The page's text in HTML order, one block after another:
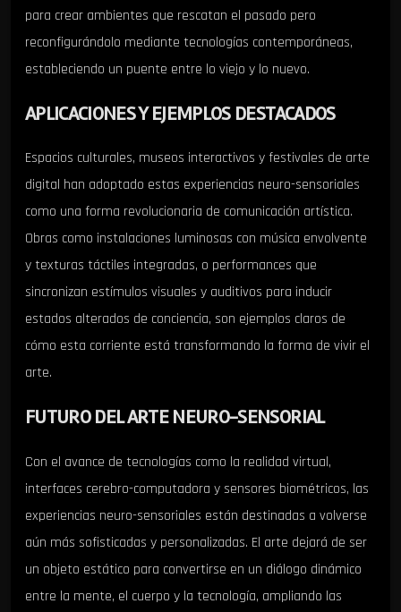
para crear ambientes que rescatan el pasado pero
reconfigurándolo mediante tecnologías contemporáneas,
estableciendo un puente entre lo viejo y lo nuevo.
APLICACIONES Y EJEMPLOS DESTACADOS
Espacios culturales, museos interactivos y festivales de arte
digital han adoptado estas experiencias neuro-sensoriales
como una forma revolucionaria de comunicación artística.
Obras como instalaciones luminosas con música envolvente
y texturas táctiles integradas, o performances que
sincronizan estímulos visuales y auditivos para inducir
estados alterados de conciencia, son ejemplos claros de
cómo esta corriente está transformando la forma de vivir el
arte.
FUTURO DEL ARTE NEURO-SENSORIAL
Con el avance de tecnologías como la realidad virtual,
interfaces cerebro-computadora y sensores biométricos, las
experiencias neuro-sensoriales están destinadas a volverse
aún más sofisticadas y personalizadas. El arte dejará de ser
un objeto estático para convertirse en un diálogo dinámico
entre la mente, el cuerpo y la tecnología, ampliando las